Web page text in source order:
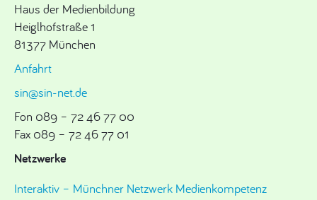
Haus der Medienbildung
Heiglhofstraße 1
81377 München
Anfahrt
sin@sin-net.de
Fon 089 – 72 46 77 00
Fax 089 – 72 46 77 01
Netzwerke
Interaktiv – Münchner Netzwerk Medienkompetenz